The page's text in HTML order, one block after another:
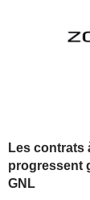
Les contrats
progressent
GNL